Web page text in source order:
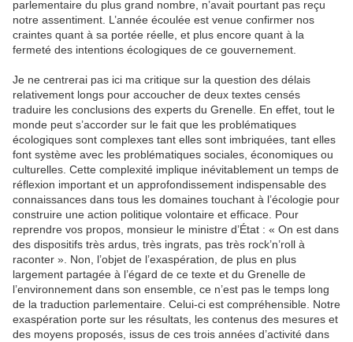
parlementaire du plus grand nombre, n’avait pourtant pas reçu
notre assentiment. L’année écoulée est venue confirmer nos
craintes quant à sa portée réelle, et plus encore quant à la
fermeté des intentions écologiques de ce gouvernement.
Je ne centrerai pas ici ma critique sur la question des délais
relativement longs pour accoucher de deux textes censés
traduire les conclusions des experts du Grenelle. En effet, tout le
monde peut s’accorder sur le fait que les problématiques
écologiques sont complexes tant elles sont imbriquées, tant elles
font système avec les problématiques sociales, économiques ou
culturelles. Cette complexité implique inévitablement un temps de
réflexion important et un approfondissement indispensable des
connaissances dans tous les domaines touchant à l’écologie pour
construire une action politique volontaire et efficace. Pour
reprendre vos propos, monsieur le ministre d’État : « On est dans
des dispositifs très ardus, très ingrats, pas très rock’n’roll à
raconter ». Non, l’objet de l’exaspération, de plus en plus
largement partagée à l’égard de ce texte et du Grenelle de
l’environnement dans son ensemble, ce n’est pas le temps long
de la traduction parlementaire. Celui-ci est compréhensible. Notre
exaspération porte sur les résultats, les contenus des mesures et
des moyens proposés, issus de ces trois années d’activité dans